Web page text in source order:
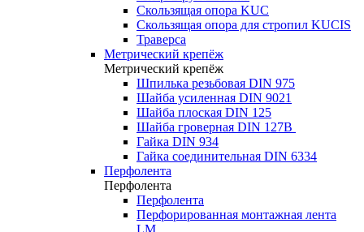
Скользящая опора KUC
Скользящая опора для стропил KUCIS
Траверса
Метрический крепёж
Метрический крепёж
Шпилька резьбовая DIN 975
Шайба усиленная DIN 9021
Шайба плоская DIN 125
Шайба гроверная DIN 127B
Гайка DIN 934
Гайка соединительная DIN 6334
Перфолента
Перфолента
Перфолента
Перфорированная монтажная лента
LM